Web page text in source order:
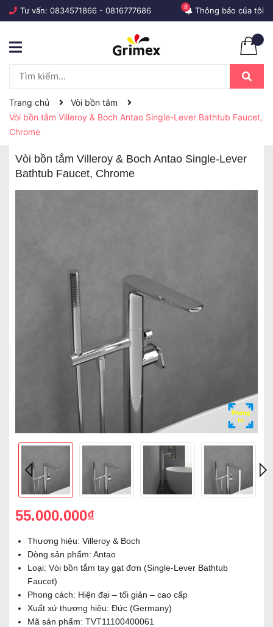
Tư vấn: 0834571866 - 0816777686 Thông báo của tôi
8
Trang chủ
Vòi bồn tắm
Vòi bồn tắm Villeroy & Boch Antao Single-Lever Bathtub Faucet,
Chrome
Vòi bồn tắm Villeroy & Boch Antao Single-Lever
Bathtub Faucet, Chrome
Phóng
to
55.000.000₫
Thương hiệu: Villeroy & Boch
Dòng sản phẩm: Antao
Loại: Vòi bồn tắm tay gạt đơn (Single-Lever Bathtub
Faucet)
Phong cách: Hiện đại – tối giản – cao cấp
Xuất xứ thương hiệu: Đức (Germany)
Mã sản phẩm: TVT11100400061